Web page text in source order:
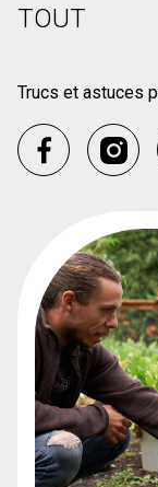
TOUT
Trucs et astuces